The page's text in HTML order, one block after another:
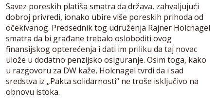
Savez poreskih platiša smatra da država, zahvaljujući
dobroj privredi, ionako ubire više poreskih prihoda od
očekivanog. Predsednik tog udruženja Rajner Holcnagel
smatra da bi građane trebalo osloboditi ovog
finansijskog opterećenja i dati im priliku da taj novac
ulože u dodatno penzijsko osiguranje. Osim toga, kako
u razgovoru za DW kaže, Holcnagel tvrdi da i sad
sredstva iz „Pakta solidarnosti“ ne troše isključivo na
obnovu istoka.